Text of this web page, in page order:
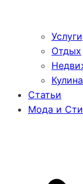
Услуги
Отдых
Статьи
Мода и